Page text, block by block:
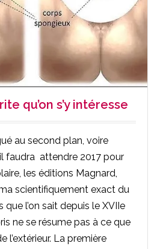
qu’on s’y intéresse
au second plan, voire
faudra attendre 2017 pour
les éditions Magnard,
scientifiquement exact du
que l’on sait depuis le XVIIe
ne se résume pas à ce que
l’extérieur. La première